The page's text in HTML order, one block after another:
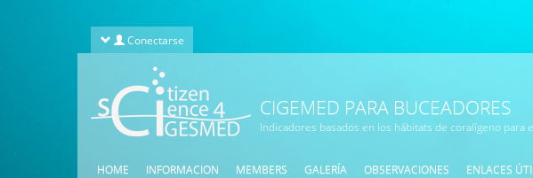
Conectarse
CIGEMED PARA BUCEADORES
Indicadores basados en los hábitats de coralígeno
HOME INFORMACION MEMBERS GALERÍA OBSERVACIONES ENLACES